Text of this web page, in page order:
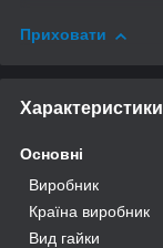
Приховати
Характеристики
Основні
Виробник
Країна виробник
Вид гайки